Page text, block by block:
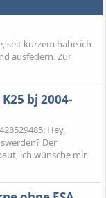
seit kurzem habe ich
ausfedern. Zur
bj 2004-
Hey,
Der
ich wünsche mir